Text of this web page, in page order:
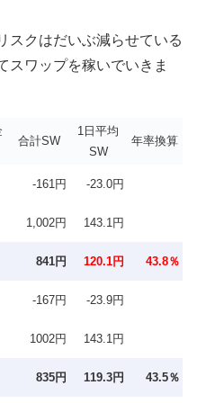
スクはだいぶ減らせている
スワップを稼いでいきま
合計SW
1日平均
SW
年率換算
-161円 -23.0円
1,002円 143.1円
841円 120.1円 43.8％
-167円 -23.9円
1002円 143.1円
835円 119.3円 43.5％